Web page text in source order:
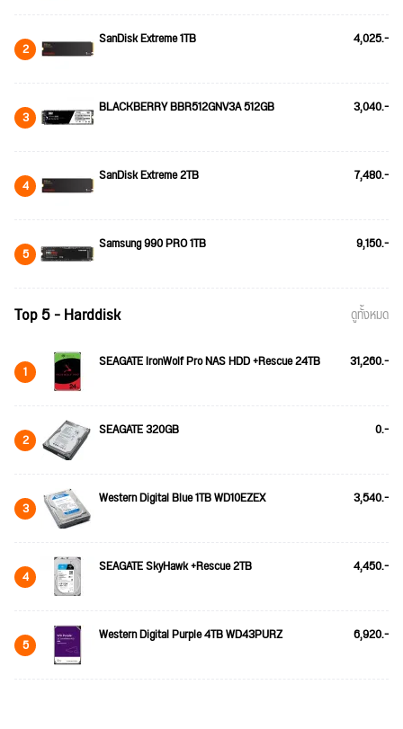
2 SanDisk Extreme 1TB 4,025.-
3 BLACKBERRY BBR512GNV3A 512GB 3,040.-
4 SanDisk Extreme 2TB 7,480.-
5 Samsung 990 PRO 1TB 9,150.-
Top 5 - Harddisk ดูทั้งหมด
1 SEAGATE IronWolf Pro NAS HDD +Rescue 24TB 31,260.-
2 SEAGATE 320GB 0.-
3 Western Digital Blue 1TB WD10EZEX 3,540.-
4 SEAGATE SkyHawk +Rescue 2TB 4,450.-
5 Western Digital Purple 4TB WD43PURZ 6,920.-